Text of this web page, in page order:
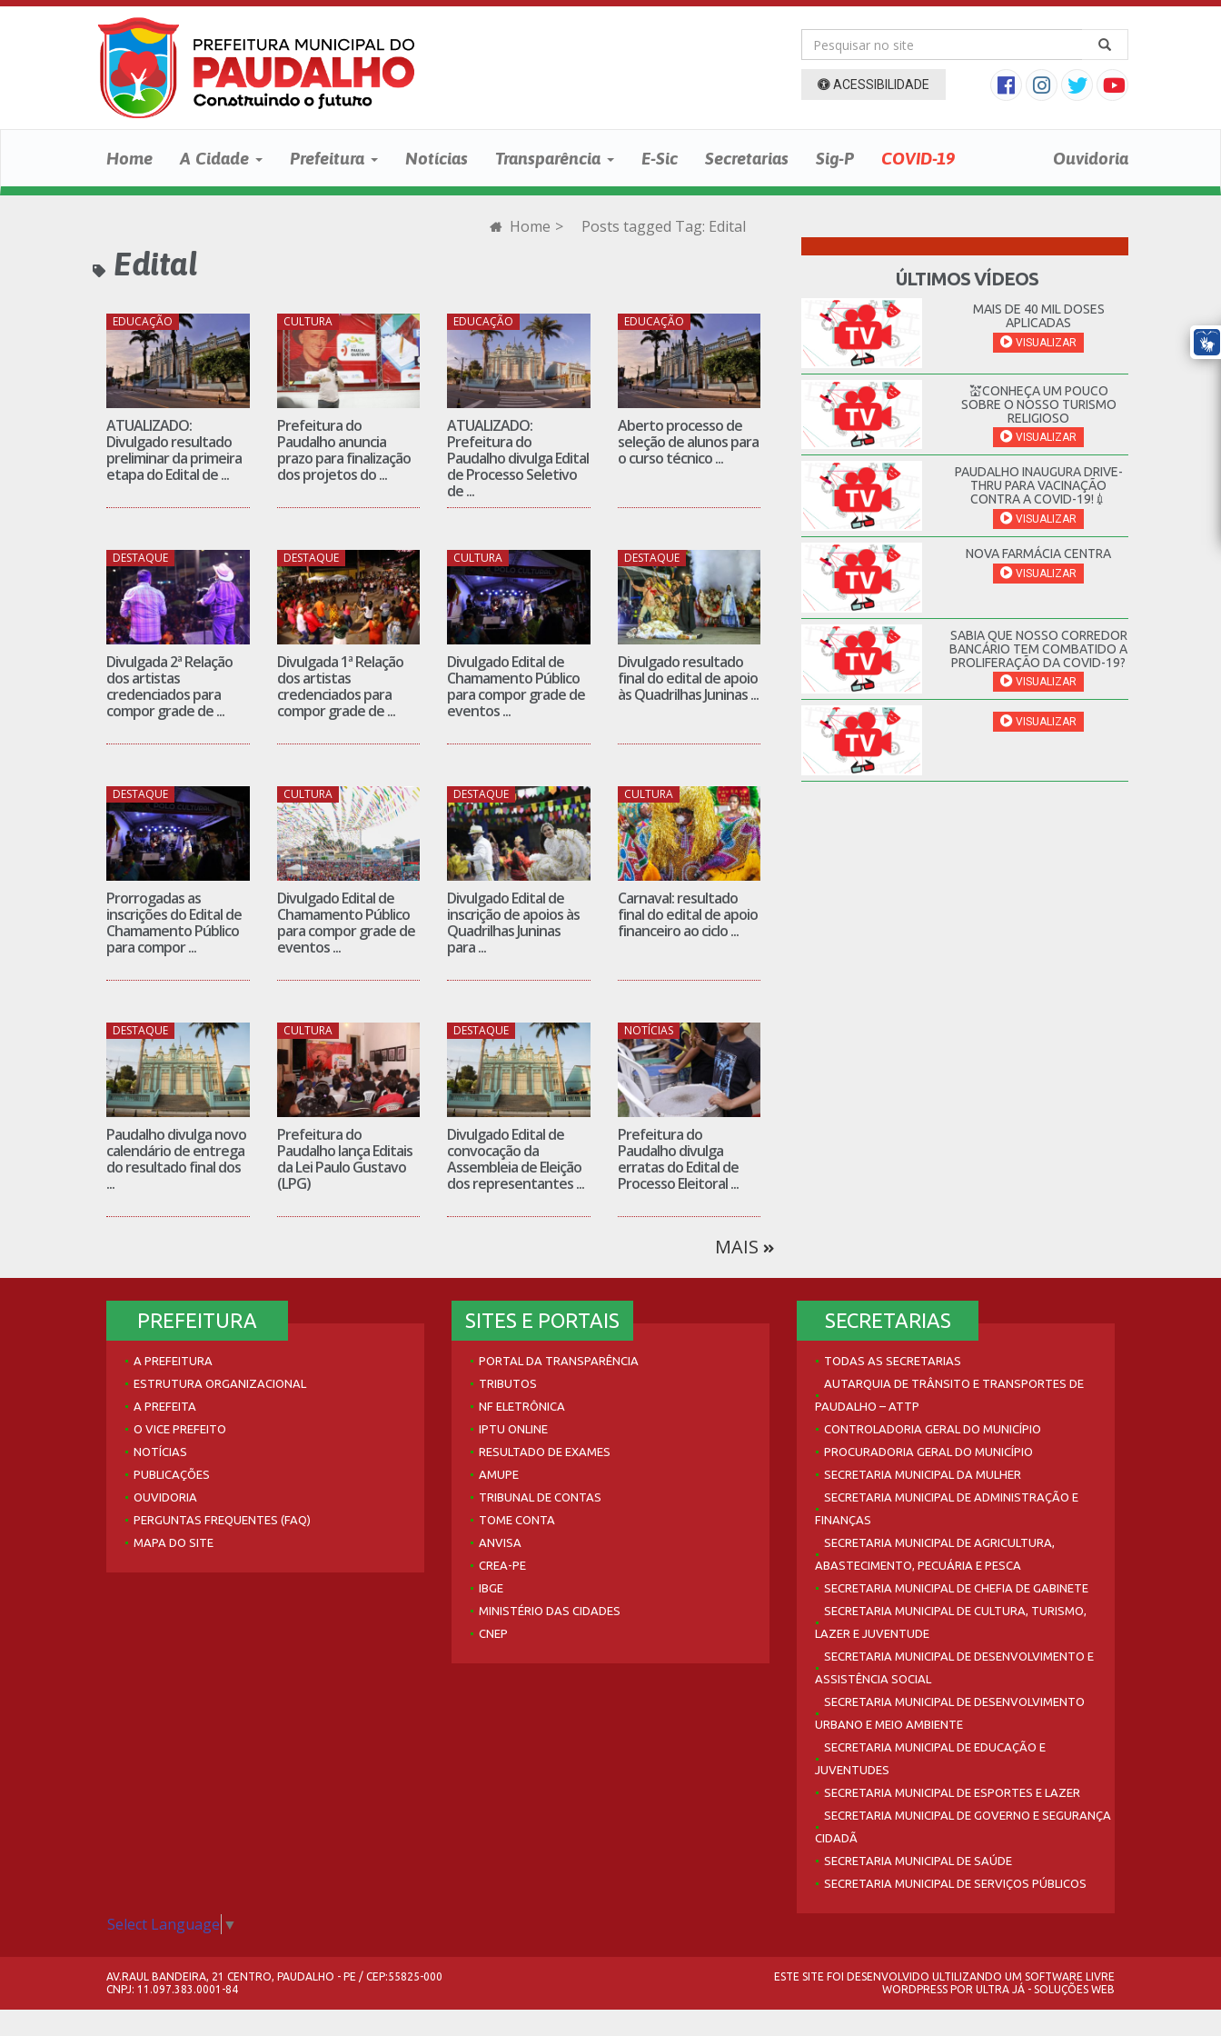
ACESSIBILIDADE
Home A Cidade Prefeitura Notícias Transparência E-Sic Secretarias Sig-P COVID-19 Ouvidoria
Home > Posts tagged Tag: Edital
Edital
EDUCAÇÃO
ATUALIZADO:
Divulgado resultado
preliminar da primeira
etapa do Edital de ...
CULTURA
Prefeitura do
Paudalho anuncia
prazo para finalização
dos projetos do ...
EDUCAÇÃO
ATUALIZADO:
Prefeitura do
Paudalho divulga Edital
de Processo Seletivo
de ...
EDUCAÇÃO
Aberto processo de
seleção de alunos para
o curso técnico ...
DESTAQUE
Divulgada 2ª Relação
dos artistas
credenciados para
compor grade de ...
DESTAQUE
Divulgada 1ª Relação
dos artistas
credenciados para
compor grade de ...
CULTURA
Divulgado Edital de
Chamamento Público
para compor grade de
eventos ...
DESTAQUE
Divulgado resultado
final do edital de apoio
às Quadrilhas Juninas ...
DESTAQUE
Prorrogadas as
inscrições do Edital de
Chamamento Público
para compor ...
CULTURA
Divulgado Edital de
Chamamento Público
para compor grade de
eventos ...
DESTAQUE
Divulgado Edital de
inscrição de apoios às
Quadrilhas Juninas
para ...
CULTURA
Carnaval: resultado
final do edital de apoio
financeiro ao ciclo ...
DESTAQUE
Paudalho divulga novo
calendário de entrega
do resultado final dos
...
CULTURA
Prefeitura do
Paudalho lança Editais
da Lei Paulo Gustavo
(LPG)
DESTAQUE
Divulgado Edital de
convocação da
Assembleia de Eleição
dos representantes ...
NOTÍCIAS
Prefeitura do
Paudalho divulga
erratas do Edital de
Processo Eleitoral ...
MAIS
ÚLTIMOS VÍDEOS
MAIS DE 40 MIL DOSES
APLICADAS
VISUALIZAR
💒CONHEÇA UM POUCO
SOBRE O NOSSO TURISMO
RELIGIOSO
VISUALIZAR
PAUDALHO INAUGURA DRIVE-
THRU PARA VACINAÇÃO
CONTRA A COVID-19!💉
VISUALIZAR
NOVA FARMÁCIA CENTRA
VISUALIZAR
SABIA QUE NOSSO CORREDOR
BANCÁRIO TEM COMBATIDO A
PROLIFERAÇÃO DA COVID-19?
VISUALIZAR
VISUALIZAR
PREFEITURA
A PREFEITURA
ESTRUTURA ORGANIZACIONAL
A PREFEITA
O VICE PREFEITO
NOTÍCIAS
PUBLICAÇÕES
OUVIDORIA
PERGUNTAS FREQUENTES (FAQ)
MAPA DO SITE
SITES E PORTAIS
PORTAL DA TRANSPARÊNCIA
TRIBUTOS
NF ELETRÔNICA
IPTU ONLINE
RESULTADO DE EXAMES
AMUPE
TRIBUNAL DE CONTAS
TOME CONTA
ANVISA
CREA-PE
IBGE
MINISTÉRIO DAS CIDADES
CNEP
SECRETARIAS
TODAS AS SECRETARIAS
AUTARQUIA DE TRÂNSITO E TRANSPORTES DE
PAUDALHO – ATTP
CONTROLADORIA GERAL DO MUNICÍPIO
PROCURADORIA GERAL DO MUNICÍPIO
SECRETARIA MUNICIPAL DA MULHER
SECRETARIA MUNICIPAL DE ADMINISTRAÇÃO E
FINANÇAS
SECRETARIA MUNICIPAL DE AGRICULTURA,
ABASTECIMENTO, PECUÁRIA E PESCA
SECRETARIA MUNICIPAL DE CHEFIA DE GABINETE
SECRETARIA MUNICIPAL DE CULTURA, TURISMO,
LAZER E JUVENTUDE
SECRETARIA MUNICIPAL DE DESENVOLVIMENTO E
ASSISTÊNCIA SOCIAL
SECRETARIA MUNICIPAL DE DESENVOLVIMENTO
URBANO E MEIO AMBIENTE
SECRETARIA MUNICIPAL DE EDUCAÇÃO E
JUVENTUDES
SECRETARIA MUNICIPAL DE ESPORTES E LAZER
SECRETARIA MUNICIPAL DE GOVERNO E SEGURANÇA
CIDADÃ
SECRETARIA MUNICIPAL DE SAÚDE
SECRETARIA MUNICIPAL DE SERVIÇOS PÚBLICOS
Select Language ▼
AV.RAUL BANDEIRA, 21 CENTRO, PAUDALHO - PE / CEP:55825-000
CNPJ: 11.097.383.0001-84
ESTE SITE FOI DESENVOLVIDO ULTILIZANDO UM SOFTWARE LIVRE
WORDPRESS POR ULTRA JÁ - SOLUÇÕES WEB